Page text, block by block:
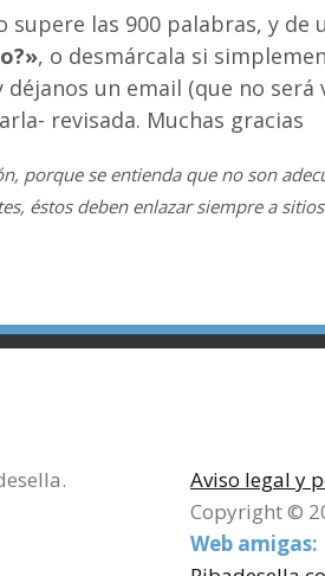
las 900 palabras, y de
, o desmárcala si
un email (que no
revisada. Muchas gracias
porque se entienda que no son
éstos deben enlazar siempre a
Aviso legal y
Copyright ©
Web amigas: